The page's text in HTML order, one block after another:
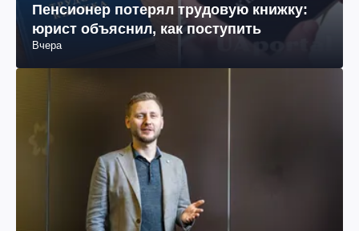
Пенсионер потерял трудовую книжку:
юрист объяснил, как поступить
Вчера